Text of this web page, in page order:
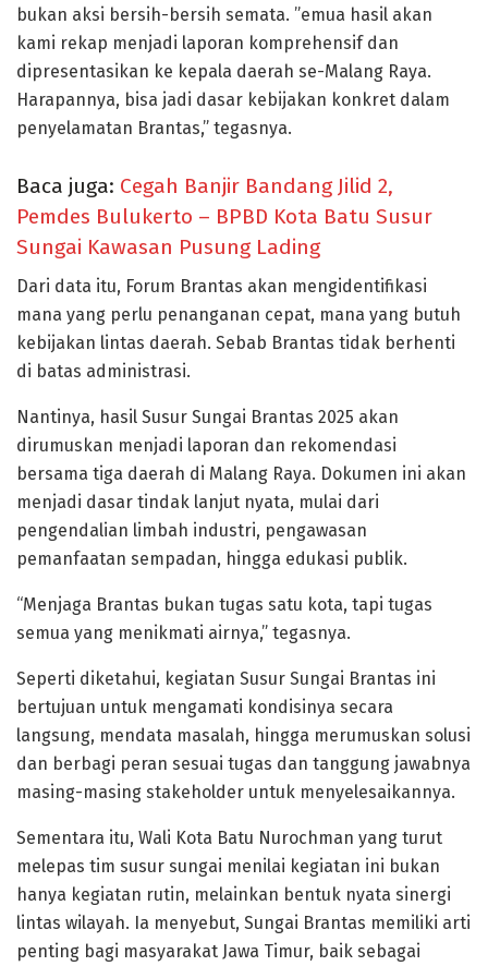
bukan aksi bersih-bersih semata. ”emua hasil akan
kami rekap menjadi laporan komprehensif dan
dipresentasikan ke kepala daerah se-Malang Raya.
Harapannya, bisa jadi dasar kebijakan konkret dalam
penyelamatan Brantas,” tegasnya.
Baca juga: Cegah Banjir Bandang Jilid 2,
Pemdes Bulukerto – BPBD Kota Batu Susur
Sungai Kawasan Pusung Lading
Dari data itu, Forum Brantas akan mengidentifikasi
mana yang perlu penanganan cepat, mana yang butuh
kebijakan lintas daerah. Sebab Brantas tidak berhenti
di batas administrasi.
Nantinya, hasil Susur Sungai Brantas 2025 akan
dirumuskan menjadi laporan dan rekomendasi
bersama tiga daerah di Malang Raya. Dokumen ini akan
menjadi dasar tindak lanjut nyata, mulai dari
pengendalian limbah industri, pengawasan
pemanfaatan sempadan, hingga edukasi publik.
“Menjaga Brantas bukan tugas satu kota, tapi tugas
semua yang menikmati airnya,” tegasnya.
Seperti diketahui, kegiatan Susur Sungai Brantas ini
bertujuan untuk mengamati kondisinya secara
langsung, mendata masalah, hingga merumuskan solusi
dan berbagi peran sesuai tugas dan tanggung jawabnya
masing-masing stakeholder untuk menyelesaikannya.
Sementara itu, Wali Kota Batu Nurochman yang turut
melepas tim susur sungai menilai kegiatan ini bukan
hanya kegiatan rutin, melainkan bentuk nyata sinergi
lintas wilayah. Ia menyebut, Sungai Brantas memiliki arti
penting bagi masyarakat Jawa Timur, baik sebagai